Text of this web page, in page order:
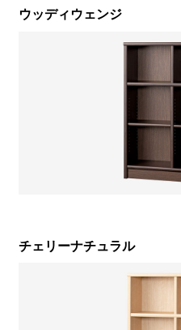
ウッディウェンジ
チェリーナチュラル